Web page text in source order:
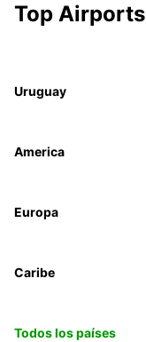
Top Airports
Uruguay
America
Europa
Caribe
Todos los países